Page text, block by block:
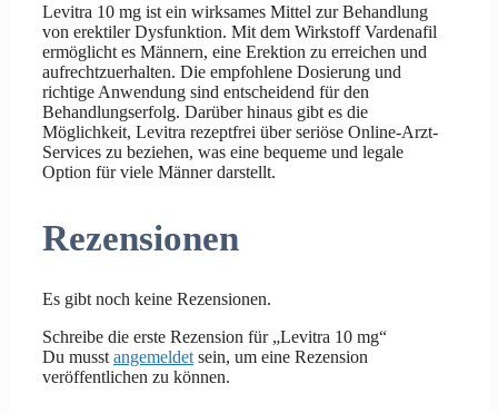
Levitra 10 mg ist ein wirksames Mittel zur Behandlung
von erektiler Dysfunktion. Mit dem Wirkstoff Vardenafil
ermöglicht es Männern, eine Erektion zu erreichen und
aufrechtzuerhalten. Die empfohlene Dosierung und
richtige Anwendung sind entscheidend für den
Behandlungserfolg. Darüber hinaus gibt es die
Möglichkeit, Levitra rezeptfrei über seriöse Online-Arzt-
Services zu beziehen, was eine bequeme und legale
Option für viele Männer darstellt.
Rezensionen
Es gibt noch keine Rezensionen.
Schreibe die erste Rezension für „Levitra 10 mg“
Du musst angemeldet sein, um eine Rezension
veröffentlichen zu können.